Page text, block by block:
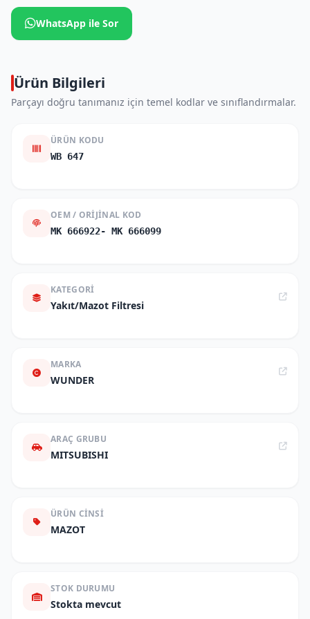
WhatsApp ile Sor
Ürün Bilgileri
Parçayı doğru tanımanız için temel kodlar ve sınıflandırmalar.
ÜRÜN KODU
WB 647
OEM / ORIJINAL KOD
MK 666922- MK 666099
KATEGORI
Yakıt/Mazot Filtresi
MARKA
WUNDER
ARAÇ GRUBU
MITSUBISHI
ÜRÜN CINSI
MAZOT
STOK DURUMU
Stokta mevcut